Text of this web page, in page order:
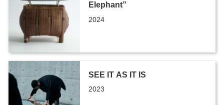
Elephant”
2024
SEE IT AS IT IS
2023